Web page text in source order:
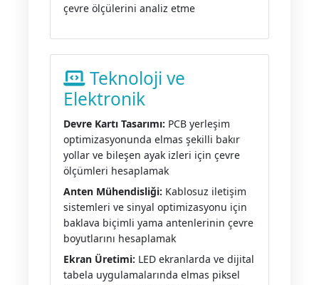
çevre ölçülerini analiz etme
Teknoloji ve
Elektronik
Devre Kartı Tasarımı: PCB yerleşim
optimizasyonunda elmas şekilli bakır
yollar ve bileşen ayak izleri için çevre
ölçümleri hesaplamak
Anten Mühendisliği: Kablosuz iletişim
sistemleri ve sinyal optimizasyonu için
baklava biçimli yama antenlerinin çevre
boyutlarını hesaplamak
Ekran Üretimi: LED ekranlarda ve dijital
tabela uygulamalarında elmas piksel